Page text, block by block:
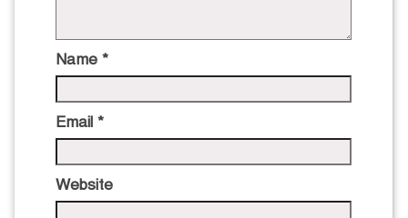
Name *
Email *
Website